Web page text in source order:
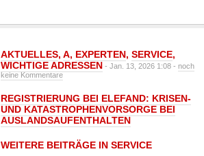
AKTUELLES, A, EXPERTEN, SERVICE,
WICHTIGE ADRESSEN - Jan. 13, 2026 1:08 - noch
keine Kommentare
REGISTRIERUNG BEI ELEFAND: KRISEN-
UND KATASTROPHENVORSORGE BEI
AUSLANDSAUFENTHALTEN
WEITERE BEITRÄGE IN SERVICE